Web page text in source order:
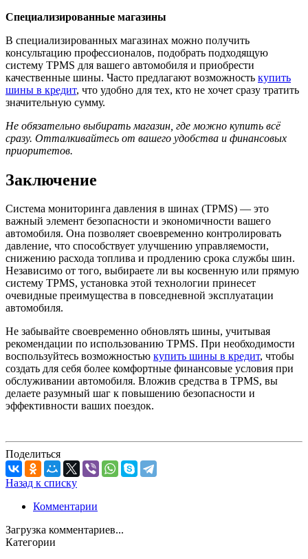
Специализированные магазины
В специализированных магазинах можно получить
консультацию профессионалов, подобрать подходящую
систему TPMS для вашего автомобиля и приобрести
качественные шины. Часто предлагают возможность купить
шины в кредит, что удобно для тех, кто не хочет сразу тратить
значительную сумму.
Не обязательно выбирать магазин, где можно купить всё
сразу. Отталкивайтесь от вашего удобства и финансовых
приоритетов.
Заключение
Система мониторинга давления в шинах (TPMS) — это
важный элемент безопасности и экономичности вашего
автомобиля. Она позволяет своевременно контролировать
давление, что способствует улучшению управляемости,
снижению расхода топлива и продлению срока службы шин.
Независимо от того, выбираете ли вы косвенную или прямую
систему TPMS, установка этой технологии принесет
очевидные преимущества в повседневной эксплуатации
автомобиля.
Не забывайте своевременно обновлять шины, учитывая
рекомендации по использованию TPMS. При необходимости
воспользуйтесь возможностью купить шины в кредит, чтобы
создать для себя более комфортные финансовые условия при
обслуживании автомобиля. Вложив средства в TPMS, вы
делаете разумный шаг к повышению безопасности и
эффективности ваших поездок.
Поделиться
Назад к списку
Комментарии
Загрузка комментариев...
Категории